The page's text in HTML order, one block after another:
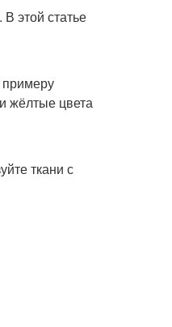
этой статье
примеру
жёлтые цвета
ткани с